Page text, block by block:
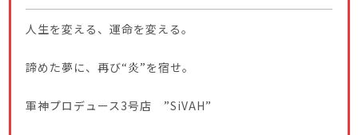
人生を変える、運命を変える。
諦めた夢に、再び“炎”を宿せ。
軍神プロデュース3号店 ”SiVAH”